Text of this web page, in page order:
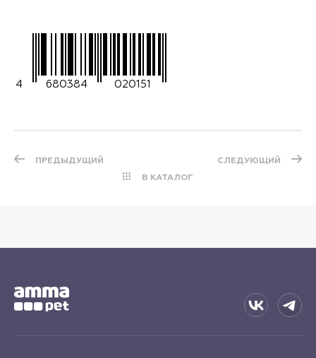
4 680384 020151
ПРЕДЫДУЩИЙ
В КАТАЛОГ
СЛЕДУЮЩИЙ